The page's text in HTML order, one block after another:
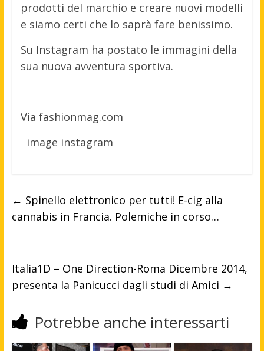
prodotti del marchio e creare nuovi modelli
e siamo certi che lo saprà fare benissimo.
Su Instagram ha postato le immagini della
sua nuova avventura sportiva.
Via fashionmag.com
image instagram
← Spinello elettronico per tutti! E-cig alla
cannabis in Francia. Polemiche in corso…
Italia1D – One Direction-Roma Dicembre 2014,
presenta la Panicucci dagli studi di Amici →
Potrebbe anche interessarti